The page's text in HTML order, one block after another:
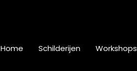
Home Schilderijen Workshops